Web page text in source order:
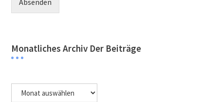
Absenden
Monatliches Archiv Der Beiträge
Archiv
der